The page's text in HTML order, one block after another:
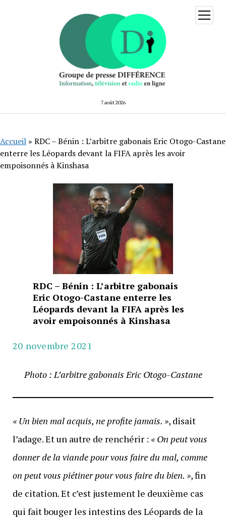
7 août 2026
ouvrir
menu
Accueil » RDC – Bénin : L’arbitre gabonais Eric Otogo-Castane
enterre les Léopards devant la FIFA après les avoir
empoisonnés à Kinshasa
RDC – Bénin : L’arbitre gabonais
Eric Otogo-Castane enterre les
Léopards devant la FIFA après les
avoir empoisonnés à Kinshasa
20 novembre 2021
Photo : L’arbitre gabonais Eric Otogo-Castane
« Un bien mal acquis, ne profite jamais. », disait
l’adage. Et un autre de renchérir : « On peut vous
donner de la viande pour vous faire du mal, comme
on peut vous piétiner pour vous faire du bien. », fin
de citation. Et c’est justement le deuxième cas
qui fait bouger les intestins des Léopards de la